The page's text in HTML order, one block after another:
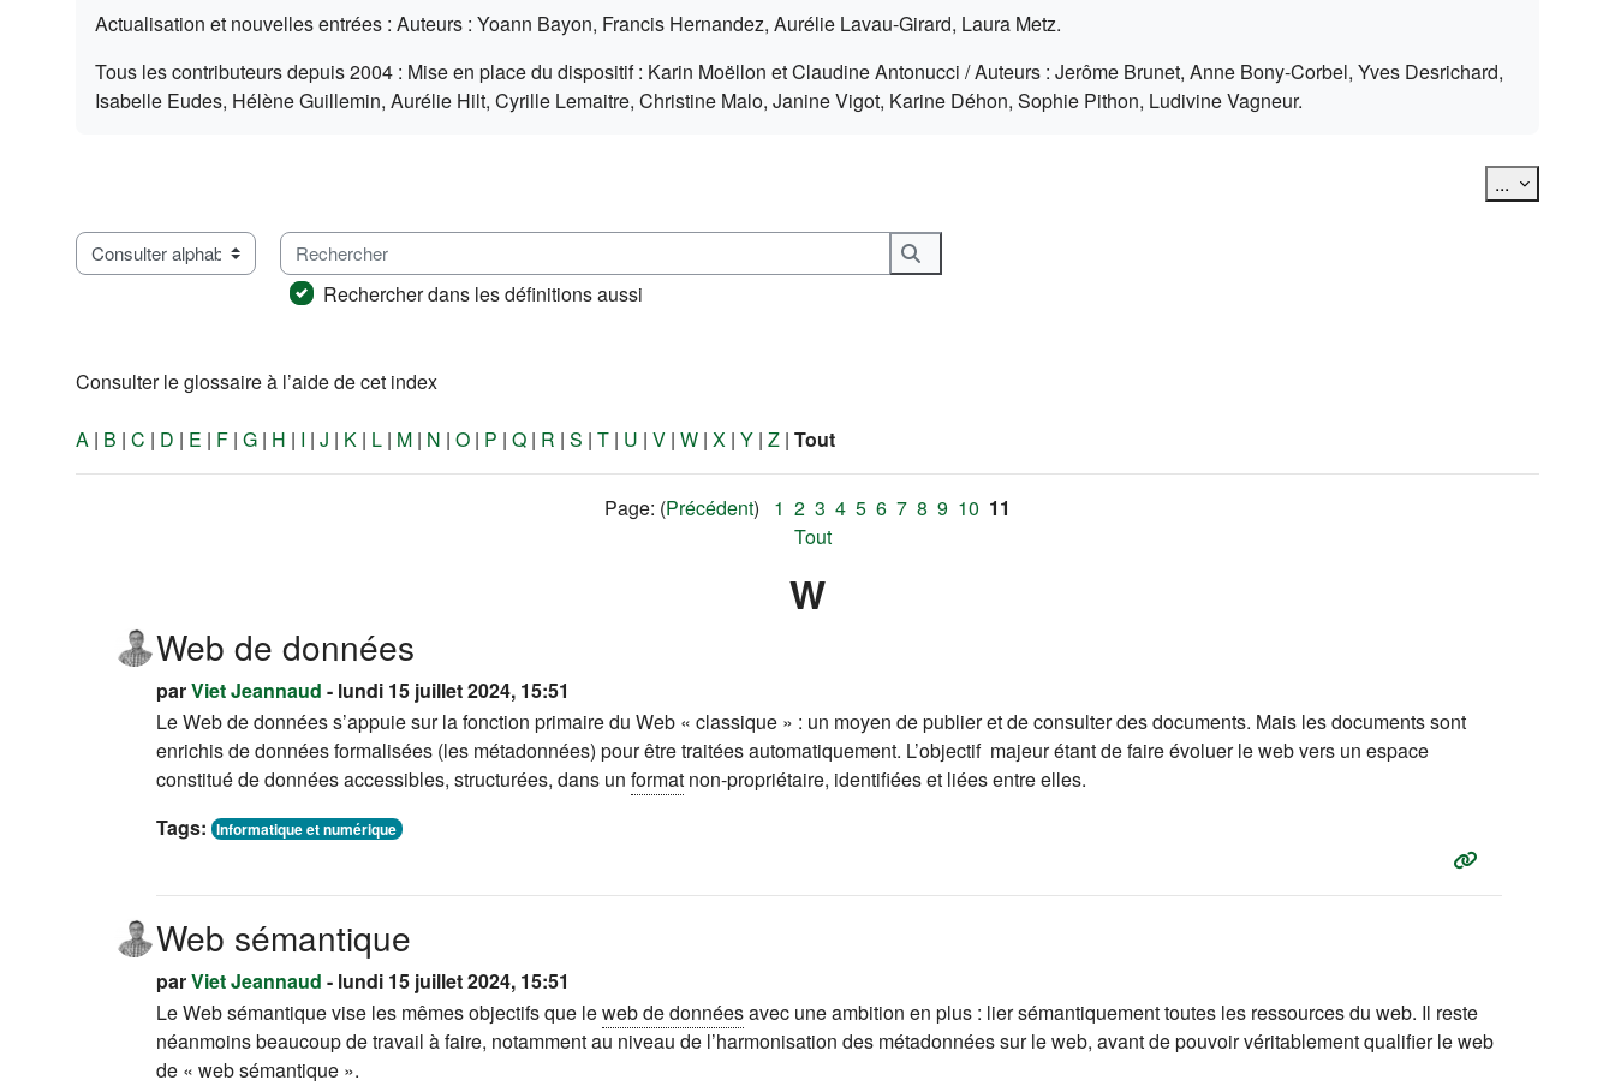
Actualisation et nouvelles entrées : Auteurs : Yoann Bayon, Francis Hernandez, Aurélie Lavau-Girard, Laura Metz.
Tous les contributeurs depuis 2004 : Mise en place du dispositif : Karin Moëllon et Claudine Antonucci / Auteurs : Jerôme Brunet, Anne Bony-Corbel, Yves Desrichard,
Isabelle Eudes, Hélène Guillemin, Aurélie Hilt, Cyrille Lemaitre, Christine Malo, Janine Vigot, Karine Déhon, Sophie Pithon, Ludivine Vagneur.
... Exporter
Consulter le glossaire à l’aide de cet index
Rechercher
Rechercher
Rechercher dans les définitions aussi
Consulter le glossaire à l’aide de cet index
A | B | C | D | E | F | G | H | I | J | K | L | M | N | O | P | Q | R | S | T | U | V | W | X | Y | Z | Tout
Page: (Précédent) 1 2 3 4 5 6 7 8 9 10 11
Tout
W
Web de données
parViet Jeannaud - lundi 15 juillet 2024, 15:51
Le Web de données s’appuie sur la fonction primaire du Web « classique » : un moyen de publier et de consulter des documents. Mais les documents sont
enrichis de données formalisées (les métadonnées) pour être traitées automatiquement. L’objectif majeur étant de faire évoluer le web vers un espace
constitué de données accessibles, structurées, dans un formatnon-propriétaire, identifiées et liées entre elles.
Tags: Informatique et numérique
Web sémantique
parViet Jeannaud - lundi 15 juillet 2024, 15:51
Le Web sémantique vise les mêmes objectifs que leweb de donnéesavec une ambition en plus : lier sémantiquement toutes les ressources du web. Il reste
néanmoins beaucoup de travail à faire, notamment au niveau de l’harmonisation des métadonnées sur le web, avant de pouvoir véritablement qualifier le web
de « web sémantique ».